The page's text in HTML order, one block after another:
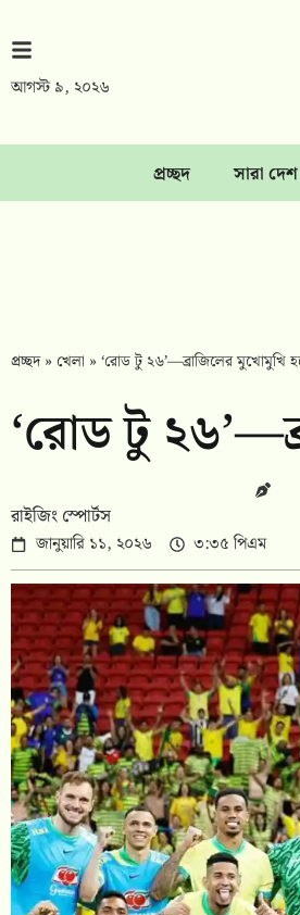
আগস্ট ৯, ২০২৬
প্রচ্ছদ সারা দেশ
প্রচ্ছদ» খেলা »‘রোড টু ২৬’—ব্রাজিলের মুখোমুখি
‘রোড টু
রাইজিং স্পোর্টস
জানুয়ারি ১১, ২০২৬ ৩:৩৫ পিএম